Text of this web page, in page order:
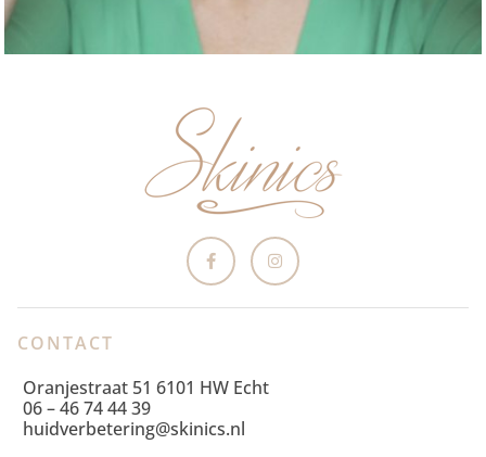
CONTACT
Oranjestraat 51 6101 HW Echt
06 – 46 74 44 39
huidverbetering@skinics.nl